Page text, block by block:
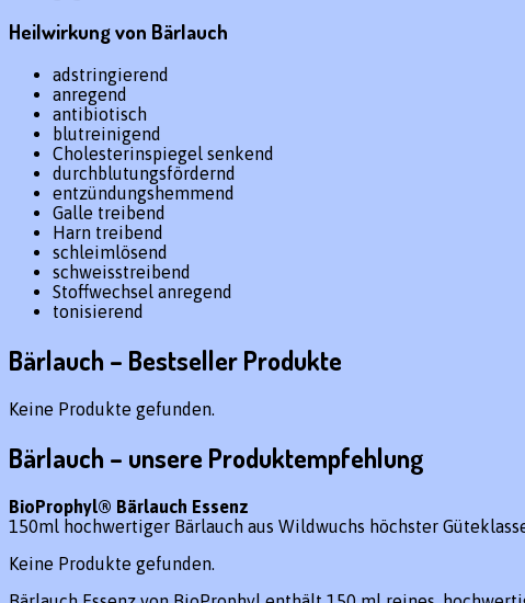
Heilwirkung von Bärlauch
adstringierend
anregend
antibiotisch
blutreinigend
Cholesterinspiegel senkend
durchblutungsfördernd
entzündungshemmend
Galle treibend
Harn treibend
schleimlösend
schweisstreibend
Stoffwechsel anregend
tonisierend
Bärlauch – Bestseller Produkte
Keine Produkte gefunden.
Bärlauch – unsere Produktempfehlung
BioProphyl® Bärlauch Essenz
150ml hochwertiger Bärlauch aus Wildwuchs höchster
Keine Produkte gefunden.